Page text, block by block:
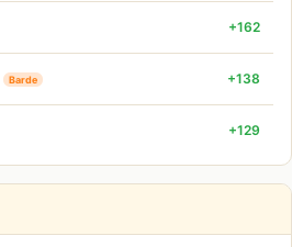
+162
Barde +138
+129